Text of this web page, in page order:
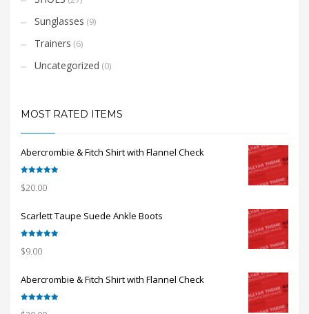
Sunglasses (9)
Trainers (6)
Uncategorized (0)
MOST RATED ITEMS
Abercrombie & Fitch Shirt with Flannel Check
out of 5
$20.00
Scarlett Taupe Suede Ankle Boots
out of 5
$9.00
Abercrombie & Fitch Shirt with Flannel Check